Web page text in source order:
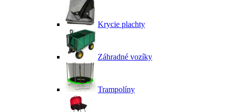
Krycie plachty
Záhradné vozíky
Trampolíny